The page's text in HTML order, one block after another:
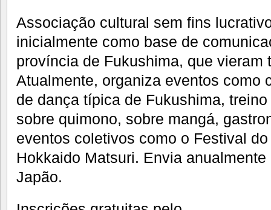
Associação cultural sem fins
inicialmente como base de
província de Fukushima, que vieram
Atualmente, organiza eventos como
de dança típica de Fukushima,
sobre quimono, sobre mangá,
eventos coletivos como o Festival
Hokkaido Matsuri. Envia
Japão.